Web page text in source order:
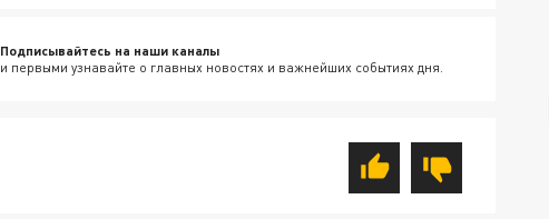
Подписывайтесь на наши каналы
и первыми узнавайте о главных новостях и важнейших событиях дня.